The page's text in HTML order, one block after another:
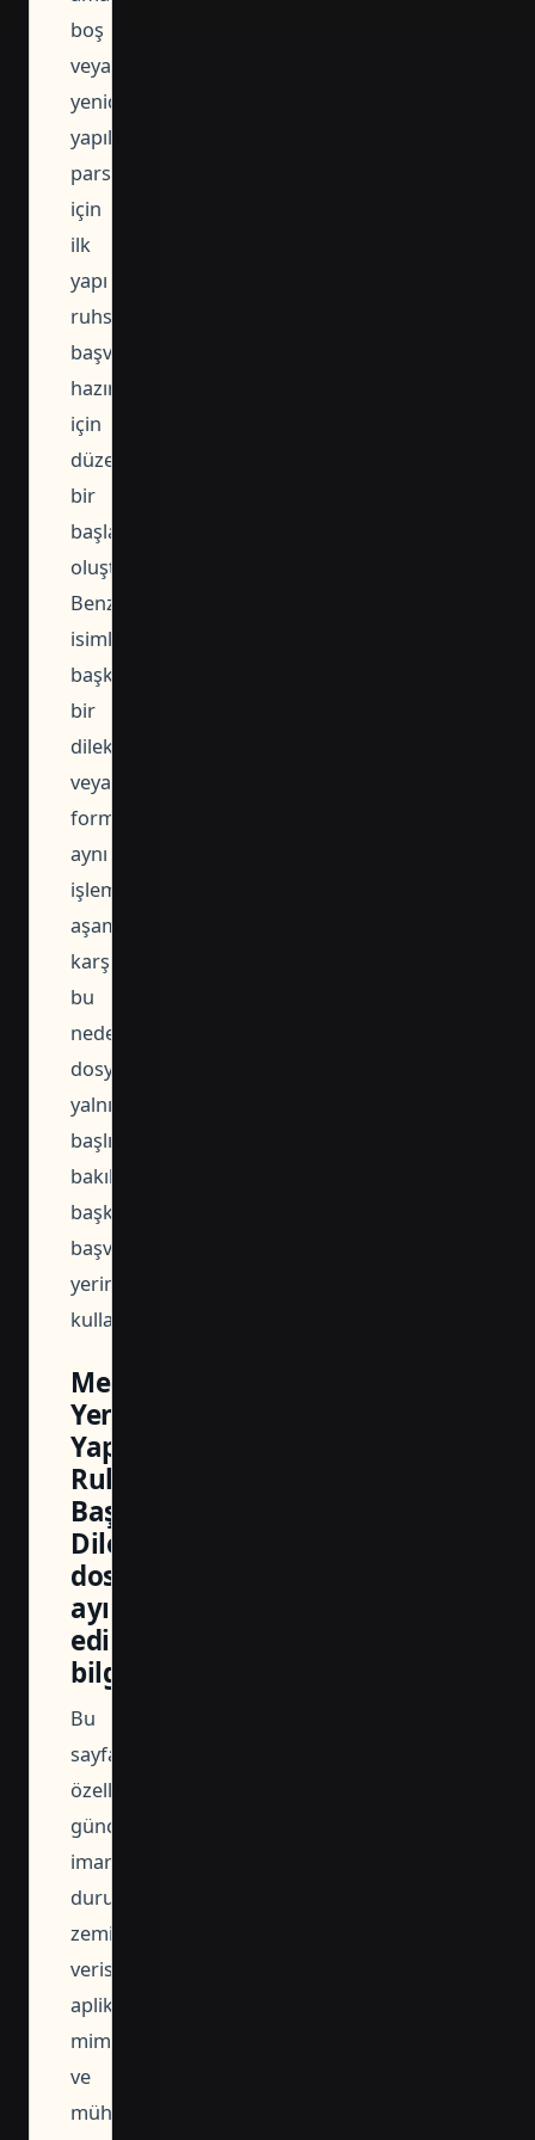
boş
veya
yeniden
yapılaşacak
parsel
için
ilk
yapı
ruhsatı
başvurusunun
hazırlanması
için
düzenli
bir
başlangıç
oluşturmaktır.
Benzer
isimli
başka
bir
dilekçe
veya
form
aynı
işlem
aşamasını
karşılamayabilir;
bu
nedenle
dosya
yalnızca
başlığına
bakılarak
başka
başvurunun
yerine
kullanılmamalıdır.
Merkezefendi
Yeni
Yapı
Ruhsatı
Başvuru
Dilekçesi
dosyasında
ayırt
edilecek
bilgiler
Bu
sayfada
özellikle
güncel
imar
durumu,
zemin
verisi,
aplikasyon,
mimari
ve
mühendislik